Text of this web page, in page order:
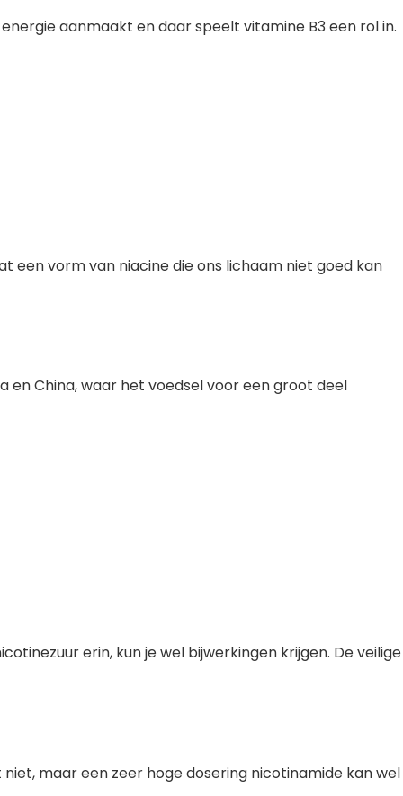
aanmaakt en daar speelt vitamine B3 een rol in.
een vorm van niacine die ons lichaam niet goed kan
en China, waar het voedsel voor een groot deel
erin, kun je wel bijwerkingen krijgen. De veilige
maar een zeer hoge dosering nicotinamide kan wel